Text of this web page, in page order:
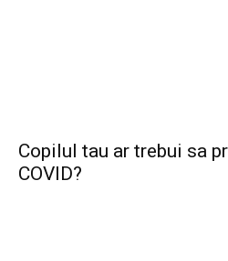
Copilul tau ar trebui sa
COVID?